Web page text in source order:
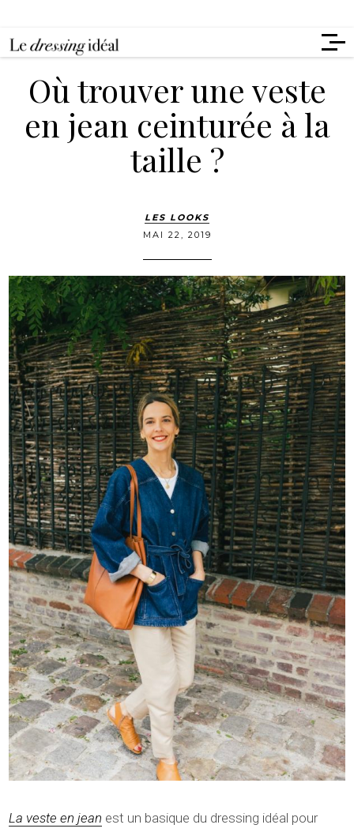
Où trouver une veste
en jean ceinturée à la
taille ?
LES LOOKS
MAI 22, 2019
La veste en jean est un basique du dressing idéal pour